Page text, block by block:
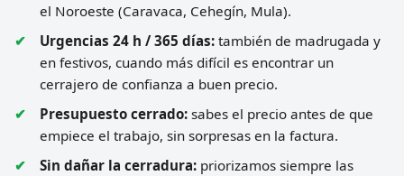
el Noroeste (Caravaca, Cehegín, Mula).
Urgencias 24 h / 365 días: también de madrugada y
en festivos, cuando más difícil es encontrar un
cerrajero de confianza a buen precio.
Presupuesto cerrado: sabes el precio antes de que
empiece el trabajo, sin sorpresas en la factura.
Sin dañar la cerradura: priorizamos siempre las